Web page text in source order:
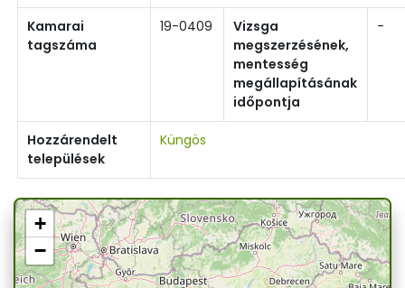
Kamarai
tagszáma
19-0409
Vizsga
megszerzésének,
mentesség
megállapításának
időpontja
-
Hozzárendelt
települések
Küngös
+
−